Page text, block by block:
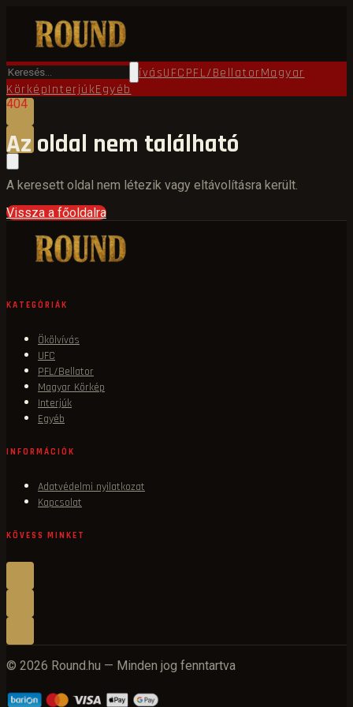
FőoldalRound TV ÖkölvívásUFCPFL/BellatorMagyar
KörképInterjúkEgyéb
404
Az oldal nem található
A keresett oldal nem létezik vagy eltávolításra került.
Vissza a főoldalra
KATEGÓRIÁK
Ökölvívás
UFC
PFL/Bellator
Magyar Körkép
Interjúk
Egyéb
INFORMÁCIÓK
Adatvédelmi nyilatkozat
Kapcsolat
KÖVESS MINKET
© 2026 Round.hu — Minden jog fenntartva